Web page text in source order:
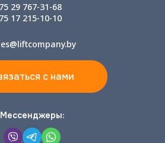
29 767-31-68
17 215-10-10
с нами
Мессенджеры: